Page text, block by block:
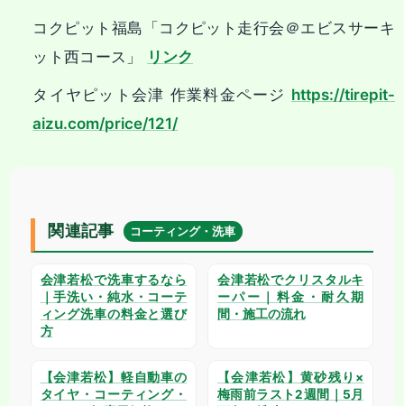
コクピット福島「コクピット走行会＠エビスサーキ
ット西コース」
リンク
タイヤピット会津 作業料金ページ https://tirepit-
aizu.com/price/121/
関連記事 コーティング・洗車
会津若松で洗車するなら
｜手洗い・純水・コーテ
ィング洗車の料金と選び
方
会津若松でクリスタルキ
ーパー｜料金・耐久期
間・施工の流れ
【会津若松】軽自動車の
タイヤ・コーティング・
【会津若松】黄砂残り×
梅雨前ラスト2週間｜5月